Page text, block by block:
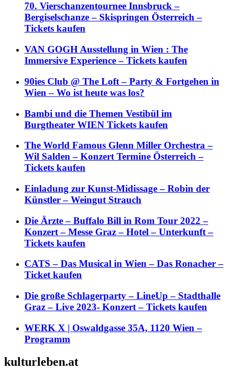
70. Vierschanzentournee Innsbruck –
Bergiselschanze – Skispringen Österreich –
Tickets kaufen
VAN GOGH Ausstellung in Wien : The
Immersive Experience – Tickets kaufen
90ies Club @ The Loft – Party & Fortgehen in
Wien – Wo ist heute was los?
Bambi und die Themen Vestibül im
Burgtheater WIEN Tickets kaufen
The World Famous Glenn Miller Orchestra –
Wil Salden – Konzert Termine Österreich –
Tickets kaufen
Einladung zur Kunst-Midissage – Robin der
Künstler – Weingut Strauch
Die Ärzte – Buffalo Bill in Rom Tour 2022 –
Konzert – Messe Graz – Hotel – Unterkunft –
Tickets kaufen
CATS – Das Musical in Wien – Das Ronacher –
Ticket kaufen
Die große Schlagerparty – LineUp – Stadthalle
Graz – Live 2023- Konzert – Tickets kaufen
WERK X | Oswaldgasse 35A, 1120 Wien –
Programm
kulturleben.at